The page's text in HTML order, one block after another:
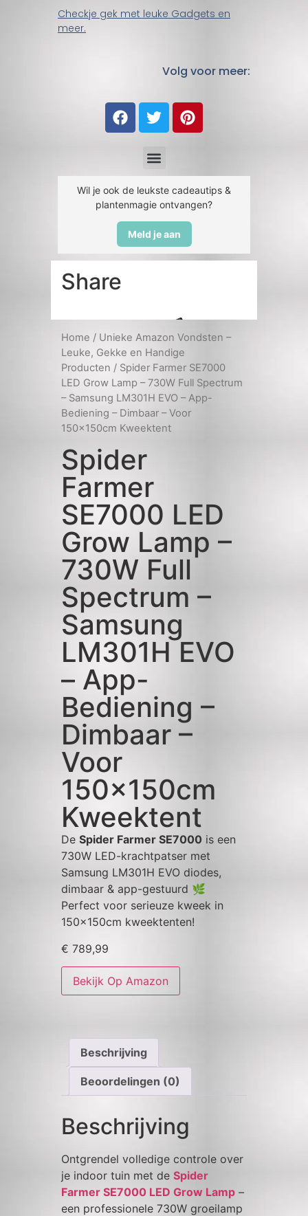
Checkje gek met leuke Gadgets en
meer.
Volg voor meer:
Wil je ook de leukste cadeautips &
plantenmagie ontvangen?
Meld je aan
Home / Unieke Amazon Vondsten –
Leuke, Gekke en Handige
Producten / Spider Farmer SE7000
LED Grow Lamp – 730W Full Spectrum
– Samsung LM301H EVO – App-
Bediening – Dimbaar – Voor
150x150cm Kweektent
Spider
Farmer
SE7000 LED
Grow Lamp –
730W Full
Spectrum –
Samsung
LM301H EVO
– App-
Bediening –
Dimbaar –
Voor
150x150cm
Kweektent
De Spider Farmer SE7000 is een
730W LED-krachtpatser met
Samsung LM301H EVO diodes,
dimbaar & app-gestuurd 🌿
Perfect voor serieuze kweek in
150x150cm kweektenten!
€ 789,99
Bekijk Op Amazon
Share
Beschrijving
Beoordelingen (0)
Beschrijving
Ontgrendel volledige controle over
je indoor tuin met de Spider
Farmer SE7000 LED Grow Lamp –
een professionele 730W groeilamp